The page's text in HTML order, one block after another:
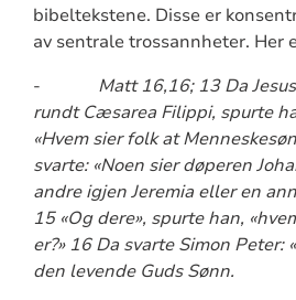
bibeltekstene. Disse er
av sentrale trossannheter. Her
-
Matt 16,16; 13 Da
rundt Cæsarea Filippi, spurte
«Hvem sier folk at
svarte: «Noen sier døperen
andre igjen Jeremia eller en
15 «Og dere», spurte han,
er?» 16 Da svarte Simon Peter:
den levende Guds Sønn.